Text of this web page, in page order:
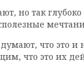
но так
что это и
что это их